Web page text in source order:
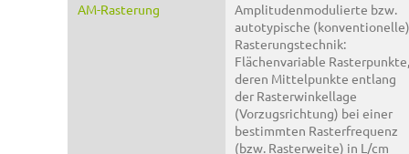
AM-Rasterung
Amplitudenmodulierte bzw.
autotypische (konventionelle)
Rasterungstechnik:
Flächenvariable Rasterpunkte,
deren Mittelpunkte entlang
der Rasterwinkellage
(Vorzugsrichtung) bei einer
bestimmten Rasterfrequenz
(bzw. Rasterweite) in L/cm